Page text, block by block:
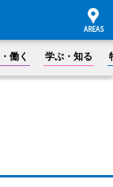
働く 学ぶ・知る